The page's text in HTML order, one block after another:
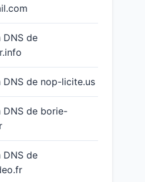
de
de nop-licite.us
DNS de borie-
de